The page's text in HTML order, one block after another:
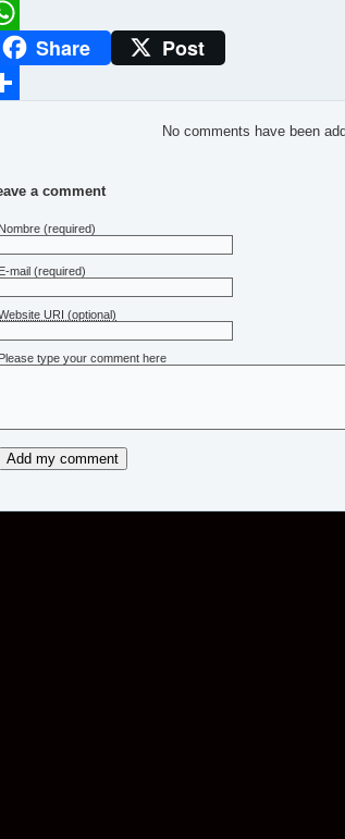
Share Post
No comments have been
a comment
Nombre (required)
E-mail (required)
URI (optional)
Please type your comment here